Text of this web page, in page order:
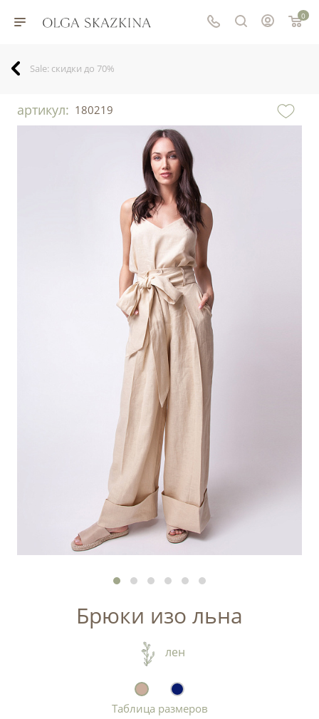
0
Sale: скидки до 70%
артикул: 180219
Брюки изо льна
лен
Таблица размеров